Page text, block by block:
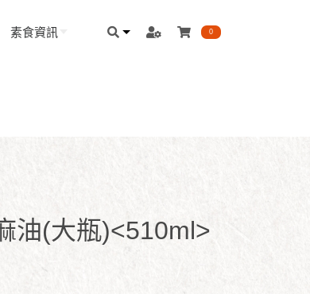
素食資訊 0
油(大瓶)<510ml>